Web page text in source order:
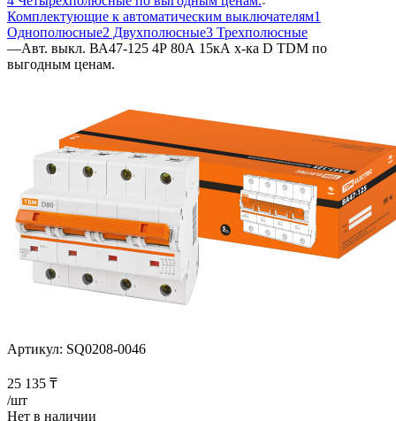
Комплектующие к автоматическим выключателям1
Однополюсные2 Двухполюсные3 Трехполюсные
—Авт. выкл. ВА47-125 4Р 80А 15кА х-ка D TDM по
выгодным ценам.
Артикул: SQ0208-0046
25 135 ₸
/шт
Нет в наличии